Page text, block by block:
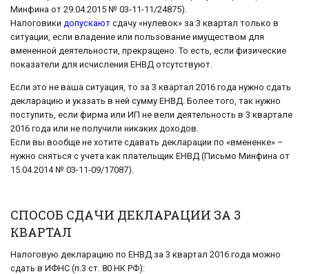
Минфина от 29.04.2015 № 03-11-11/24875).
Налоговики допускают сдачу «нулевок» за 3 квартал только в
ситуации, если владение или пользование имуществом для
вмененной деятельности, прекращено. То есть, если физические
показатели для исчисления ЕНВД отсутствуют.
Если это не ваша ситуация, то за 3 квартал 2016 года нужно сдать
декларацию и указать в ней сумму ЕНВД. Более того, так нужно
поступить, если фирма или ИП не вели деятельность в 3 квартале
2016 года или не получили никаких доходов.
Если вы вообще не хотите сдавать декларации по «вмененке» –
нужно сняться с учета как плательщик ЕНВД (Письмо Минфина от
15.04.2014 № 03-11-09/17087).
СПОСОБ СДАЧИ ДЕКЛАРАЦИИ ЗА 3
КВАРТАЛ
Налоговую декларацию по ЕНВД за 3 квартал 2016 года можно
сдать в ИФНС (п.3 ст. 80 НК РФ):